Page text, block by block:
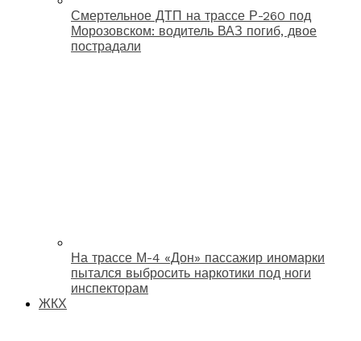
Смертельное ДТП на трассе Р-260 под
Морозовском: водитель ВАЗ погиб, двое
пострадали
На трассе М-4 «Дон» пассажир иномарки
пытался выбросить наркотики под ноги
инспекторам
ЖКХ